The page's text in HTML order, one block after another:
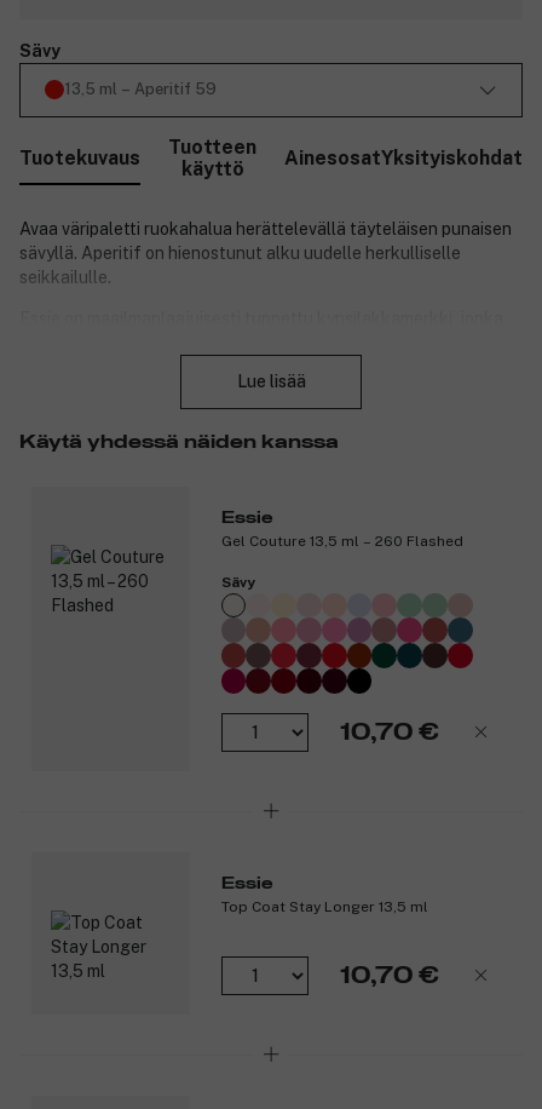
Sävy
13,5 ml – Aperitif 59
Tuotekuvaus
Tuotteen
käyttö
AinesosatYksityiskohdat
Avaa väripaletti ruokahalua herättelevällä täyteläisen punaisen
sävyllä. Aperitif on hienostunut alku uudelle herkulliselle
seikkailulle.
vahvemmat, terveemmät ja kauniimmat.
Tuotenumero: 3208483
Lue lisää
Käytä yhdessä näiden kanssa
Essie
Gel Couture 13,5 ml – 260 Flashed
Sävy
10,70 €
Essie
Top Coat Stay Longer 13,5 ml
10,70 €